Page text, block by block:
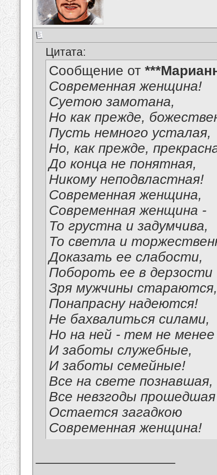
Цитата:
Сообщение от
Современная женщина!
Суетою замотана,
Но как прежде,
Пусть немного усталая,
Но, как прежде,
До конца не понятная,
Никому неподвластная!
Современная женщина,
Современная женщина -
То грустна и задумчива,
То светла и
Доказать ее слабости,
Побороть ее в дерзости
Зря мужчины стараются,
Понапрасну надеются!
Не бахвалиться силами,
Но на ней - тем не менее
И заботы служебные,
И заботы семейные!
Все на свете познавшая,
Все невзгоды
Остается загадкою
Современная женщина!